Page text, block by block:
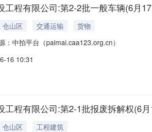
工程有限公司:第2-2批一般车辆(6月
仓山区 交通运输
货物
：中拍平台（paimai.caa123.org.cn）
16 10:31
工程有限公司:第2-1批报废拆解权(6
仓山区 工程建筑